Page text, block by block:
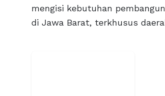
mengisi kebutuhan
di Jawa Barat, terkhusus